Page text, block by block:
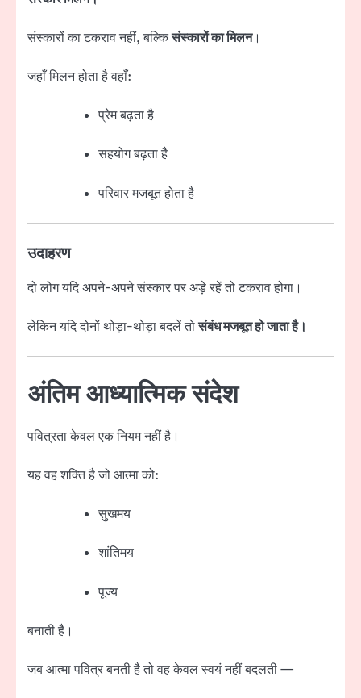
संस्कारों का टकराव नहीं, बल्किसंस्कारों का मिलन।
जहाँ मिलन होता है वहाँ:
प्रेम बढ़ता है
सहयोग बढ़ता है
परिवार मजबूत होता है
उदाहरण
दो लोग यदि अपने-अपने संस्कार पर अड़े रहें तो टकराव होगा।
लेकिन यदि दोनों थोड़ा-थोड़ा बदलें तोसंबंध मजबूत हो जाता है।
अंतिम आध्यात्मिक संदेश
पवित्रता केवल एक नियम नहीं है।
यह वह शक्ति है जो आत्मा को:
सुखमय
शांतिमय
पूज्य
बनाती है।
जब आत्मा पवित्र बनती है तो वह केवल स्वयं नहीं बदलती —